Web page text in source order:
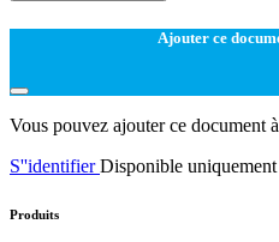
Ajouter ce
Vous pouvez ajouter ce document
S''identifierDisponible
Produits